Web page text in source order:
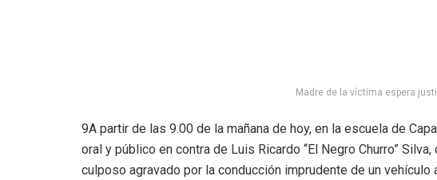
Madre de la víctima espera
9A partir de las 9.00 de la mañana de hoy, en la escuela de
oral y público en contra de Luis Ricardo “El Negro Churro”
culposo agravado por la conducción imprudente de un